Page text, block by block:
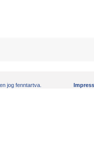
jog fenntartva.